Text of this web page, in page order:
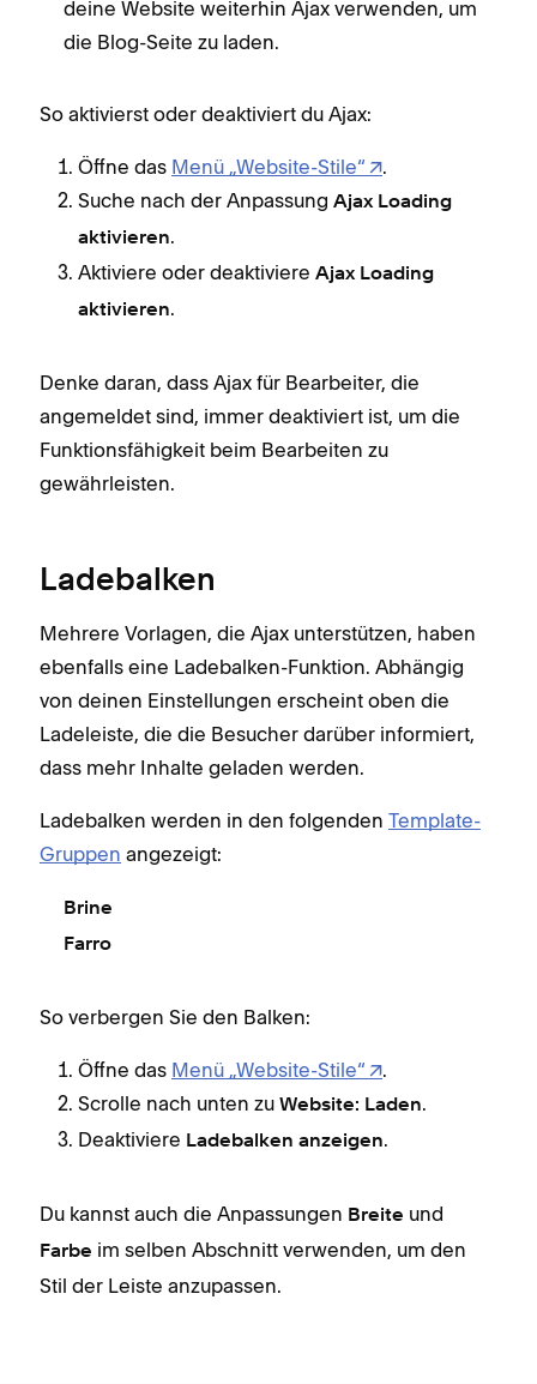
deine Website weiterhin Ajax verwenden, um
die Blog-Seite zu laden.
So aktivierst oder deaktiviert du Ajax:
Öffne das Menü „Website-Stile“
.
Suche nach der Anpassung Ajax Loading
aktivieren.
Aktiviere oder deaktiviere Ajax Loading
aktivieren.
Denke daran, dass Ajax für Bearbeiter, die
angemeldet sind, immer deaktiviert ist, um die
Funktionsfähigkeit beim Bearbeiten zu
gewährleisten.
Ladebalken
Mehrere Vorlagen, die Ajax unterstützen, haben
ebenfalls eine Ladebalken-Funktion. Abhängig
von deinen Einstellungen erscheint oben die
Ladeleiste, die die Besucher darüber informiert,
dass mehr Inhalte geladen werden.
Ladebalken werden in den folgenden Template-
Gruppen angezeigt:
Brine
Farro
So verbergen Sie den Balken:
Öffne das Menü „Website-Stile“
.
Scrolle nach unten zu Website: Laden.
Deaktiviere Ladebalken anzeigen.
Du kannst auch die Anpassungen Breite und
Farbe im selben Abschnitt verwenden, um den
Stil der Leiste anzupassen.